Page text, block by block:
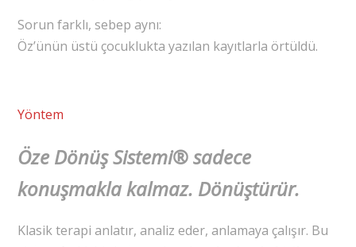
Sorun farklı, sebep aynı:
Öz’ünün üstü çocuklukta yazılan kayıtlarla örtüldü.
Yöntem
Öze Dönüş Sistemi® sadece
konuşmakla kalmaz. Dönüştürür.
Klasik terapi anlatır, analiz eder, anlamaya çalışır. Bu